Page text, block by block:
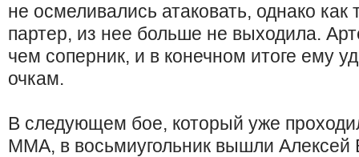
не осмеливались атаковать, однако как
партер, из нее больше не выходила.
чем соперник, и в конечном итоге ему
очкам.
В следующем бое, который уже
MMA, в восьмиугольник вышли Алексей